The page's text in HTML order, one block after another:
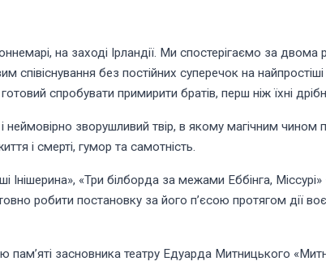
на заході Ірландії. Ми спостерігаємо за
без постійних суперечок на найпростіші
спробувати примирити братів, перш ніж їхні
зворушливий твір, в якому магічним чином
і смерті, гумор та самотність.
Інішерина», «Три білборда за межами Еббінга,
робити постановку за його п’єсою протягом дії
засновника театру Едуарда Митницького